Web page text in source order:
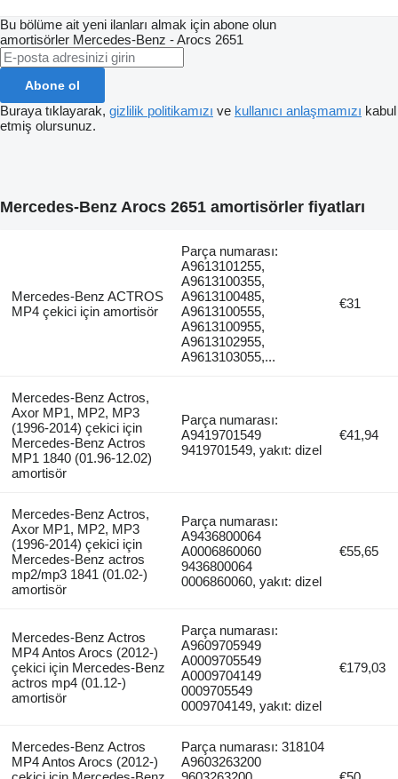
Bu bölüme ait yeni ilanları almak için abone olun
amortisörler Mercedes-Benz - Arocs 2651
Abone ol
Buraya tıklayarak, gizlilik politikamızı ve kullanıcı anlaşmamızı kabul
etmiş olursunuz.
Mercedes-Benz Arocs 2651 amortisörler fiyatları
Mercedes-Benz ACTROS
MP4 çekici için amortisör
Parça numarası:
A9613101255,
A9613100355,
A9613100485,
A9613100555,
A9613100955,
A9613102955,
A9613103055,...
€31
Mercedes-Benz Actros,
Axor MP1, MP2, MP3
(1996-2014) çekici için
Mercedes-Benz Actros
MP1 1840 (01.96-12.02)
amortisör
Parça numarası:
A9419701549
9419701549, yakıt: dizel
€41,94
Mercedes-Benz Actros,
Axor MP1, MP2, MP3
(1996-2014) çekici için
Mercedes-Benz actros
mp2/mp3 1841 (01.02-)
amortisör
Parça numarası:
A9436800064
A0006860060
9436800064
0006860060, yakıt: dizel
€55,65
Mercedes-Benz Actros
MP4 Antos Arocs (2012-)
çekici için Mercedes-Benz
actros mp4 (01.12-)
amortisör
Parça numarası:
A9609705949
A0009705549
A0009704149
0009705549
0009704149, yakıt: dizel
€179,03
Mercedes-Benz Actros
MP4 Antos Arocs (2012-)
Parça numarası: 318104
A9603263200